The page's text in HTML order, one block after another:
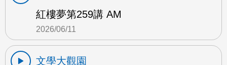
紅樓夢第259講 AM
2026/06/11
文學大觀園